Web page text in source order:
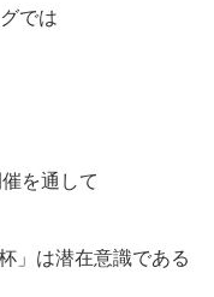
では
を通して
」は潜在意識である